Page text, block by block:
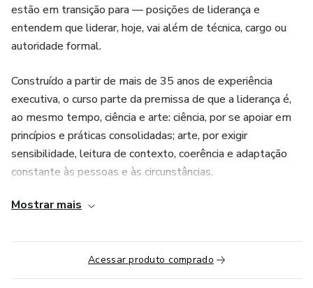
estão em transição para — posições de liderança e
entendem que liderar, hoje, vai além de técnica, cargo ou
autoridade formal.
Construído a partir de mais de 35 anos de experiência
executiva, o curso parte da premissa de que a liderança é,
ao mesmo tempo, ciência e arte: ciência, por se apoiar em
princípios e práticas consolidadas; arte, por exigir
sensibilidade, leitura de contexto, coerência e adaptação
constante às pessoas e às circunstâncias.
O programa foi desenhado para apoiar líderes que
combinando fundamentos teóricos, casos práticos e
reflexões profundas sobre comportamento, cultura, ética,
tomada de decisão e desenvolvimento de pessoas.
Mostrar mais
Acessar produto comprado